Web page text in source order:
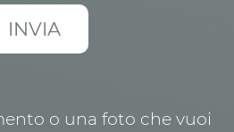
o una foto che vuoi